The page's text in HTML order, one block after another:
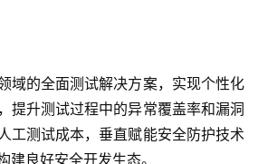
域的全面测试解决方案，实现个性化
提升测试过程中的异常覆盖率和漏洞
工测试成本，垂直赋能安全防护技术
建良好安全开发生态。